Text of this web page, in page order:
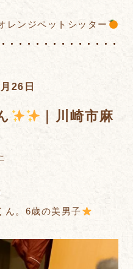
レンジペットシッター
26日
｜川崎市麻
ん。6歳の美男子